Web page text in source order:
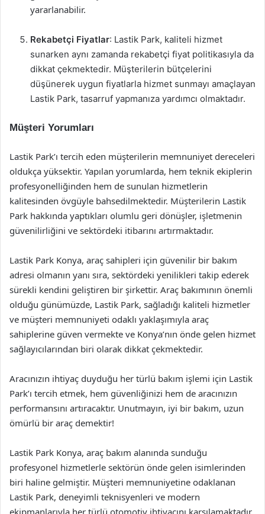
yararlanabilir.
Rekabetçi Fiyatlar: Lastik Park, kaliteli hizmet
sunarken aynı zamanda rekabetçi fiyat politikasıyla da
dikkat çekmektedir. Müşterilerin bütçelerini
düşünerek uygun fiyatlarla hizmet sunmayı amaçlayan
Lastik Park, tasarruf yapmanıza yardımcı olmaktadır.
Müşteri Yorumları
Lastik Park’ı tercih eden müşterilerin memnuniyet dereceleri
oldukça yüksektir. Yapılan yorumlarda, hem teknik ekiplerin
profesyonelliğinden hem de sunulan hizmetlerin
kalitesinden övgüyle bahsedilmektedir. Müşterilerin Lastik
Park hakkında yaptıkları olumlu geri dönüşler, işletmenin
güvenilirliğini ve sektördeki itibarını artırmaktadır.
Lastik Park Konya, araç sahipleri için güvenilir bir bakım
adresi olmanın yanı sıra, sektördeki yenilikleri takip ederek
sürekli kendini geliştiren bir şirkettir. Araç bakımının önemli
olduğu günümüzde, Lastik Park, sağladığı kaliteli hizmetler
ve müşteri memnuniyeti odaklı yaklaşımıyla araç
sahiplerine güven vermekte ve Konya’nın önde gelen hizmet
sağlayıcılarından biri olarak dikkat çekmektedir.
Aracınızın ihtiyaç duyduğu her türlü bakım işlemi için Lastik
Park’ı tercih etmek, hem güvenliğinizi hem de aracınızın
performansını artıracaktır. Unutmayın, iyi bir bakım, uzun
ömürlü bir araç demektir!
Lastik Park Konya, araç bakım alanında sunduğu
profesyonel hizmetlerle sektörün önde gelen isimlerinden
biri haline gelmiştir. Müşteri memnuniyetine odaklanan
Lastik Park, deneyimli teknisyenleri ve modern
ekipmanlarıyla her türlü otomotiv ihtiyacını karşılamaktadır.